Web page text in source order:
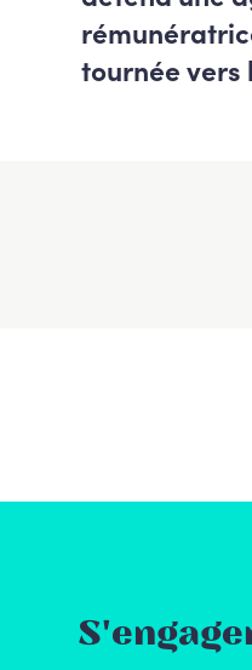
tournée vers